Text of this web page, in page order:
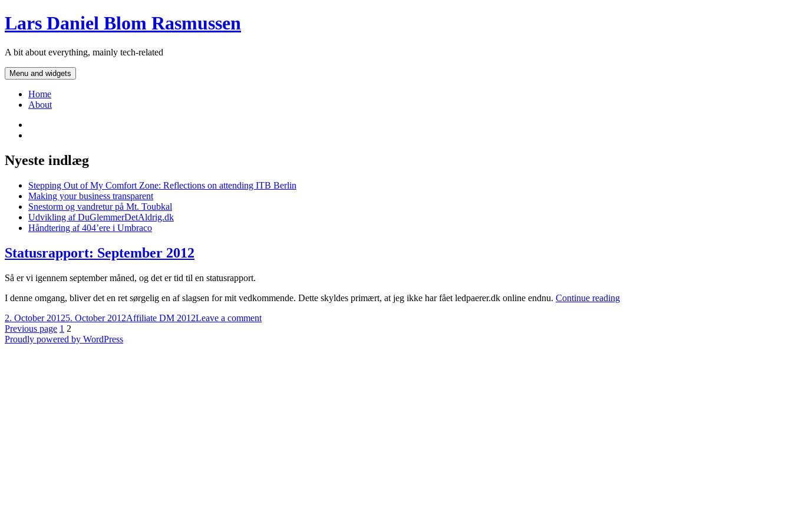
Skip
to
Lars Daniel Blom Rasmussen
A bit about everything, mainly tech-related
Menu and widgets
Home
About
Nyeste indlæg
Stepping Out of My Comfort Zone: Reflections on attending ITB Berlin
Making your business transparent
Snestorm og vandretur på Mt. Toubkal
Udvikling af DuGlemmerDetAldrig.dk
Håndtering af 404’ere i Umbraco
Statusrapport: September 2012
Så er vi igennem september måned, og det er tid til en statusrapport.
I denne omgang, bliver det en ret sørgelig en af slagsen for mit vedkommende. Dette skyldes primært, at jeg ikke har fået ledpaerer.dk online endnu. Continue readingStatusrapport:
Posted
on
2. October 20125. October 2012Categories
Affiliate DM 2012Leave a commenton
Posts
pagination
Previous page Page
1 Page
2
Proudly powered by WordPress